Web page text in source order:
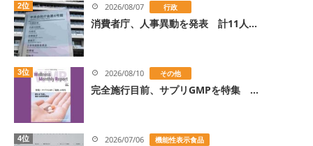
2位 2026/08/07 行政
消費者庁、人事異動を発表 計11人...
3位 2026/08/10 その他
完全施行目前、サプリGMPを特集 ...
4位 2026/07/06 機能性表示食品